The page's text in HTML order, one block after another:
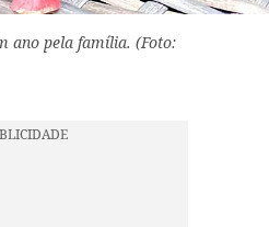
ano pela família. (Foto: